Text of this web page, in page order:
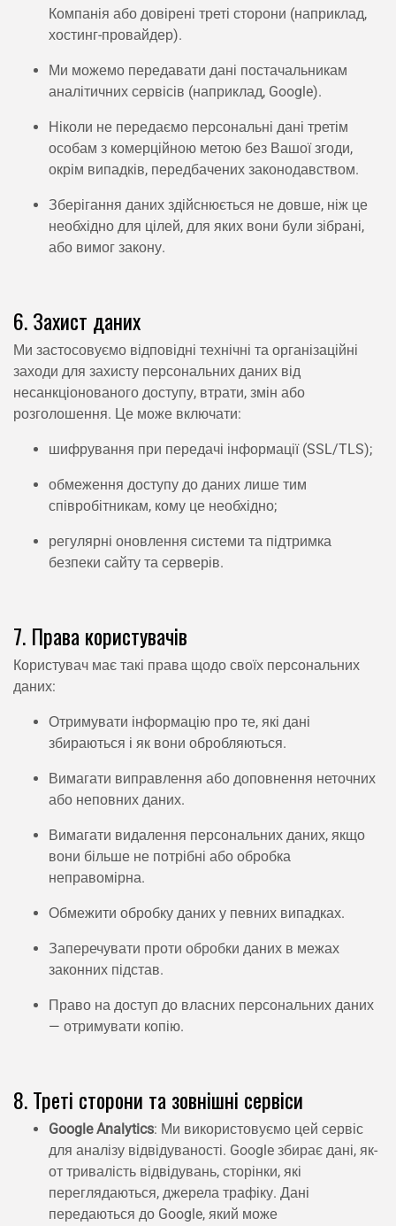
Компанія або довірені треті сторони (наприклад,
хостинг-провайдер).
Ми можемо передавати дані постачальникам
аналітичних сервісів (наприклад, Google).
Ніколи не передаємо персональні дані третім
особам з комерційною метою без Вашої згоди,
окрім випадків, передбачених законодавством.
Зберігання даних здійснюється не довше, ніж це
необхідно для цілей, для яких вони були зібрані,
або вимог закону.
6. Захист даних
Ми застосовуємо відповідні технічні та організаційні
заходи для захисту персональних даних від
несанкціонованого доступу, втрати, змін або
розголошення. Це може включати:
шифрування при передачі інформації (SSL/TLS);
обмеження доступу до даних лише тим
співробітникам, кому це необхідно;
регулярні оновлення системи та підтримка
безпеки сайту та серверів.
7. Права користувачів
Користувач має такі права щодо своїх персональних
даних:
Отримувати інформацію про те, які дані
збираються і як вони обробляються.
Вимагати виправлення або доповнення неточних
або неповних даних.
Вимагати видалення персональних даних, якщо
вони більше не потрібні або обробка
неправомірна.
Обмежити обробку даних у певних випадках.
Заперечувати проти обробки даних в межах
законних підстав.
Право на доступ до власних персональних даних
— отримувати копію.
8. Треті сторони та зовнішні сервіси
Google Analytics: Ми використовуємо цей сервіс
для аналізу відвідуваності. Google збирає дані, як-
от тривалість відвідувань, сторінки, які
переглядаються, джерела трафіку. Дані
передаються до Google, який може